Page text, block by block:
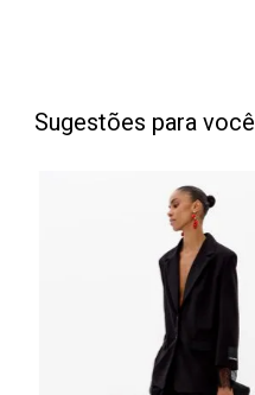
Sugestões para você